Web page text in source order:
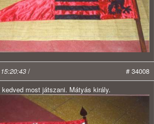
/
# 34008
kedved most játszani. Mátyás király.